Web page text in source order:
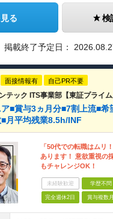
る 検
掲載終了予定日：
面接情報有 自己PR不要
テック ITS事業部【東証プライム
■賞与3ヵ月分■7割上流■希
月平均残業8.5h/INF
「50代での転職はムリ
あります！ 意欲重視の
もチャレンジOK！
未経験歓迎 学歴不問
完全週休2日 賞与複数月